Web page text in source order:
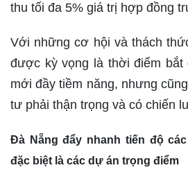
thu tối đa 5% giá trị hợp đồng
Với những cơ hội và thách
được kỳ vọng là thời điểm bắt
mới đầy tiềm năng, nhưng
tư phải thận trọng và có chiến
Đà Nẵng đẩy nhanh tiến độ
đặc biệt là các dự án trọng điểm